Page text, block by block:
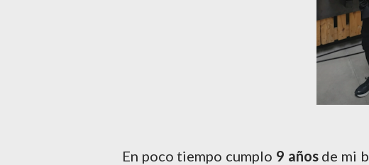
En poco tiempo cumplo 9 añosde mi